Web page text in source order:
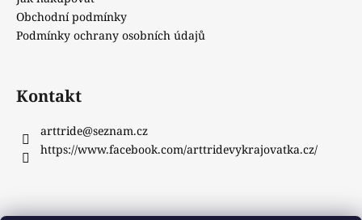
Obchodní podmínky
Podmínky ochrany osobních údajů
Kontakt
arttride@seznam.cz
https://www.facebook.com/arttridevykrajovatka.cz/